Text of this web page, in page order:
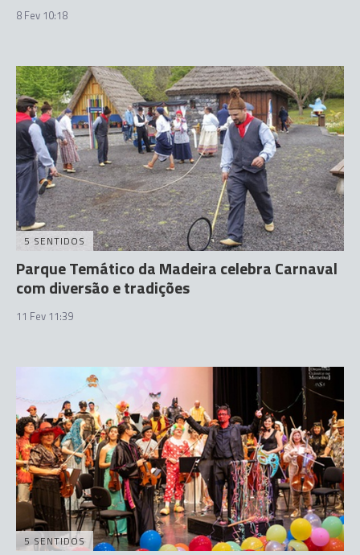
8 Fev 10:18
5 SENTIDOS
Parque Temático da Madeira celebra Carnaval
com diversão e tradições
11 Fev 11:39
5 SENTIDOS